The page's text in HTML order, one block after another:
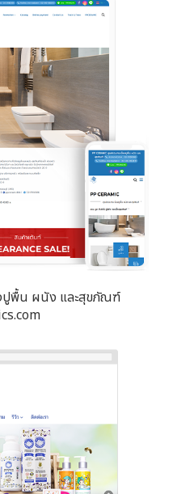
งปูพื้น ผนัง และสุขภัณฑ์